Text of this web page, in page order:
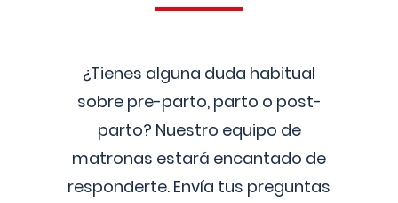
¿Tienes alguna duda habitual
sobre pre-parto, parto o post-
parto? Nuestro equipo de
matronas estará encantado de
responderte. Envía tus preguntas